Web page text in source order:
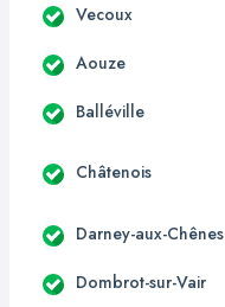
Vecoux
Aouze
Balléville
Châtenois
Darney-aux-Chênes
Dombrot-sur-Vair